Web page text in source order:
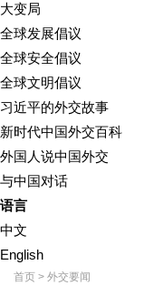
大变局
全球发展倡议
全球安全倡议
全球文明倡议
习近平的外交故事
新时代中国外交百科
外国人说中国外交
与中国对话
语言
中文
English
首页 > 外交要闻